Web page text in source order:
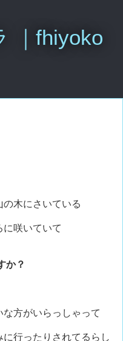
｜fhiyoko
木にさいている
に咲いていて
か？
な方がいらっしゃって
行ったりされてるらし